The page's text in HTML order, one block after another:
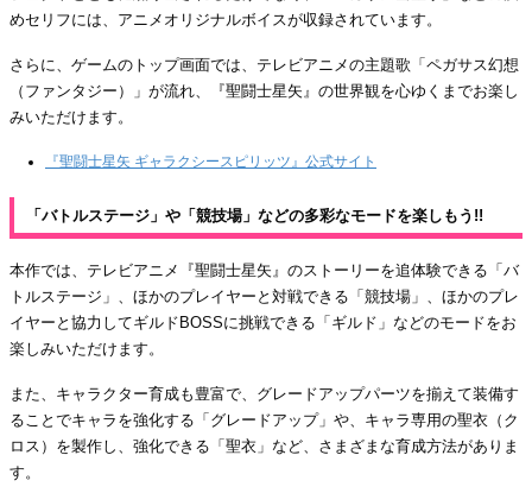
めセリフには、アニメオリジナルボイスが収録されています。
さらに、ゲームのトップ画面では、テレビアニメの主題歌「ペガサス幻想
（ファンタジー）」が流れ、『聖闘士星矢』の世界観を心ゆくまでお楽し
みいただけます。
『聖闘士星矢 ギャラクシースピリッツ』公式サイト
「バトルステージ」や「競技場」などの多彩なモードを楽しもう!!
本作では、テレビアニメ『聖闘士星矢』のストーリーを追体験できる「バ
トルステージ」、ほかのプレイヤーと対戦できる「競技場」、ほかのプレ
イヤーと協力してギルドBOSSに挑戦できる「ギルド」などのモードをお
楽しみいただけます。
また、キャラクター育成も豊富で、グレードアップパーツを揃えて装備す
ることでキャラを強化する「グレードアップ」や、キャラ専用の聖衣（ク
ロス）を製作し、強化できる「聖衣」など、さまざまな育成方法がありま
す。